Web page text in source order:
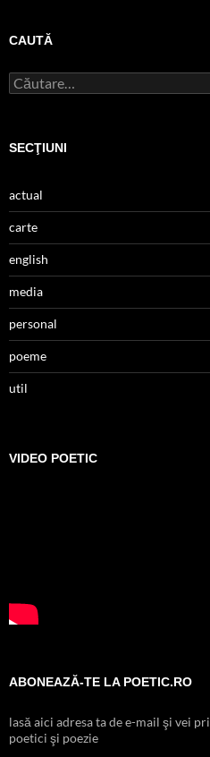
CAUTĂ
Caută
după:
SECŢIUNI
actual
carte
english
media
personal
poeme
util
VIDEO POETIC
ABONEAZĂ-TE LA POETIC.RO
lasă aici adresa ta de e-mail şi vei
poetici şi poezie